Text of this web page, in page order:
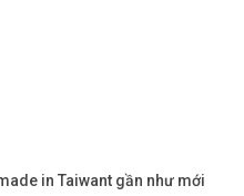
in Taiwant gần như mới